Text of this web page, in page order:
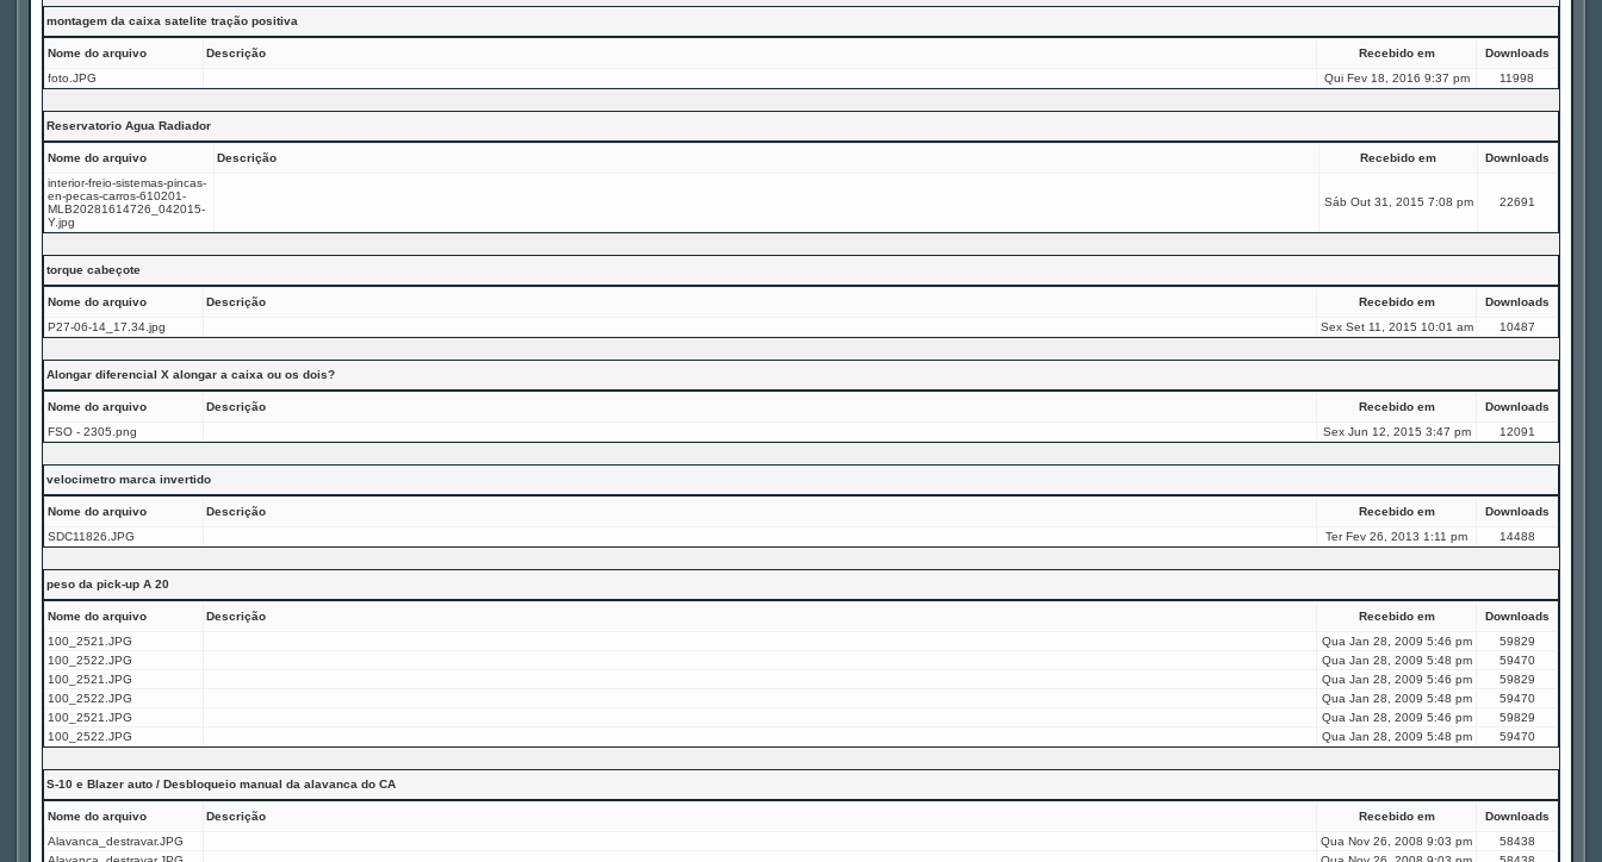
montagem da caixa satelite tração positiva
Nome do arquivo Descrição Recebido em
Downloads
foto.JPG
Qui Fev 18, 2016 9:37 pm 11998
Reservatorio Agua Radiador
Nome do arquivo Descrição Recebido em
Downloads
interior-freio-sistemas-pincas-
en-pecas-carros-610201-
MLB20281614726_042015-
Y.jpg
Sáb Out 31, 2015 7:08 pm 22691
torque cabeçote
Nome do arquivo Descrição Recebido em
Downloads
P27-06-14_17.34.jpg
Sex Set 11, 2015 10:01 am 10487
Alongar diferencial X alongar a caixa ou os dois?
Nome do arquivo Descrição Recebido em
Downloads
FSO - 2305.png
Sex Jun 12, 2015 3:47 pm 12091
velocimetro marca invertido
Nome do arquivo Descrição Recebido em
Downloads
SDC11826.JPG
Ter Fev 26, 2013 1:11 pm 14488
peso da pick-up A 20
Nome do arquivo Descrição Recebido em
Downloads
100_2521.JPG
Qua Jan 28, 2009 5:46 pm
59829
100_2522.JPG
Qua Jan 28, 2009 5:48 pm
59470
100_2521.JPG
Qua Jan 28, 2009 5:46 pm
59829
100_2522.JPG
Qua Jan 28, 2009 5:48 pm
59470
100_2521.JPG
Qua Jan 28, 2009 5:46 pm
59829
100_2522.JPG
Qua Jan 28, 2009 5:48 pm 59470
S-10 e Blazer auto / Desbloqueio manual da alavanca do CA
Nome do arquivo Descrição Recebido em
Downloads
Alavanca_destravar.JPG
Qua Nov 26, 2008 9:03 pm
58438